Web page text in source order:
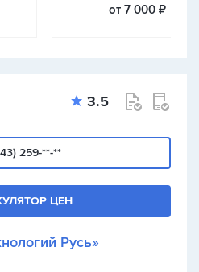
от 7 000 ₽
3.5
259-**-**
ЦЕН
Русь»